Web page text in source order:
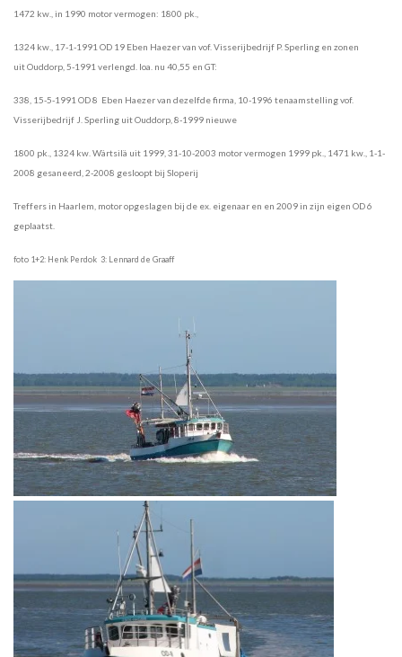
1472 kw., in 1990 motor vermogen: 1800 pk.,
1324 kw., 17-1-1991 OD 19 Eben Haezer van vof. Visserijbedrijf P. Sperling en zonen
uitOuddorp, 5-1991 verlengd. loa. nu 40,55 en GT:
338, 15-5-1991 OD 8 Eben Haezer van dezelfde firma, 10-1996 tenaamstellingvof.
Visserijbedrijf J. Sperling uit Ouddorp, 8-1999 nieuwe
1800 pk., 1324 kw. Wärtsilä uit 1999, 31-10-2003 motor vermogen 1999 pk., 1471 kw., 1-1-
2008 gesaneerd, 2-2008 gesloopt bij Sloperij
Treffers in Haarlem, motor opgeslagen bij de ex. eigenaar en en 2009 in zijn eigen OD 6
geplaatst.
foto 1+2: Henk Perdok 3: Lennard de Graaff